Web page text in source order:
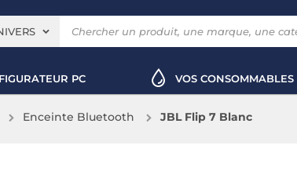
PC VOS CONSOMMABLES
Enceinte Bluetooth JBL Flip 7 Blanc